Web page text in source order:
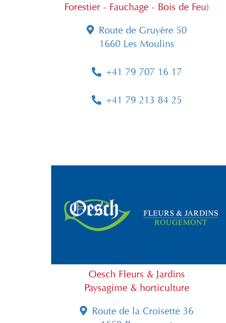
Forestier - Fauchage - Bois de Feu)
Route de Gruyère 50
1660 Les Moulins
+41 79 707 16 17
+41 79 213 84 25
Oesch Fleurs & Jardins
Paysagime & horticulture
Route de la Croisette 36